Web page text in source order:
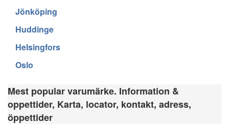
Jönköping
Huddinge
Helsingfors
Oslo
Mest popular varumärke. Information &
oppettider, Karta, locator, kontakt, adress,
öppettider